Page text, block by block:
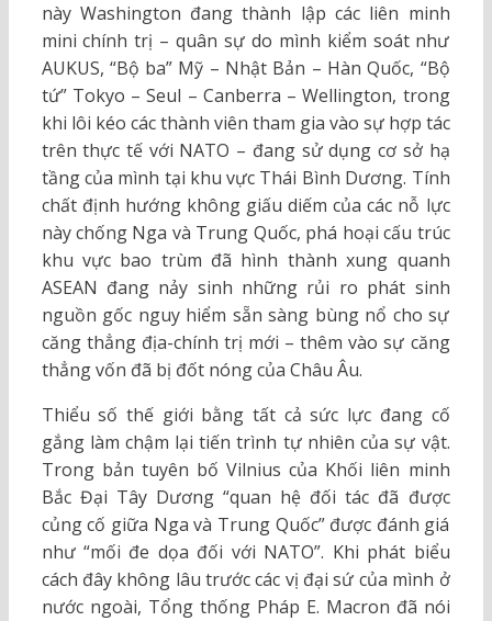
này Washington đang thành lập các liên minh
mini chính trị – quân sự do mình kiểm soát như
AUKUS, “Bộ ba” Mỹ – Nhật Bản – Hàn Quốc, “Bộ
tứ” Tokyo – Seul – Canberra – Wellington, trong
khi lôi kéo các thành viên tham gia vào sự hợp tác
trên thực tế với NATO – đang sử dụng cơ sở hạ
tầng của mình tại khu vực Thái Bình Dương. Tính
chất định hướng không giấu diếm của các nỗ lực
này chống Nga và Trung Quốc, phá hoại cấu trúc
khu vực bao trùm đã hình thành xung quanh
ASEAN đang nảy sinh những rủi ro phát sinh
nguồn gốc nguy hiểm sẵn sàng bùng nổ cho sự
căng thẳng địa-chính trị mới – thêm vào sự căng
thẳng vốn đã bị đốt nóng của Châu Âu.
Thiểu số thế giới bằng tất cả sức lực đang cố
gắng làm chậm lại tiến trình tự nhiên của sự vật.
Trong bản tuyên bố Vilnius của Khối liên minh
Bắc Đại Tây Dương “quan hệ đối tác đã được
củng cố giữa Nga và Trung Quốc” được đánh giá
như “mối đe dọa đối với NATO”. Khi phát biểu
cách đây không lâu trước các vị đại sứ của mình ở
nước ngoài, Tổng thống Pháp E. Macron đã nói